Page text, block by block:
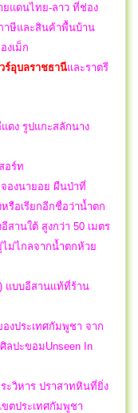
แดนไทย-ลาว ที่ช่อง
าษีและสินค้าพื้นบ้าน
งเม็ก
ร์อุบลราชธานีและราตรี
ดง รูปแกะสลักนาง
อร์ท
องนายอย ผืนป่าที่
อเรียกอีกชื่อว่าน้ำตก
านใต้ สูงกว่า 50 เมตร
ม่ไกลจากน้ำตกห้วย
แบบอีสานแท้ที่ร้าน
งประเทศกัมพูชา จาก
ลปะขอมUnseen In
ะวิหาร ปราสาทหินที่ยิ่ง
ตประเทศกัมพูชา